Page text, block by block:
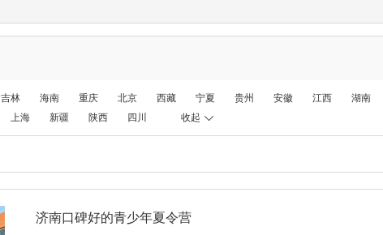
吉林 海南 重庆 北京 西藏 宁夏 贵州 安徽 江西 湖南
上海 新疆 陕西 四川 收起
济南口碑好的青少年夏令营